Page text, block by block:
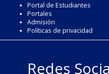
Portal de Estudiantes
Portales
Admisión
Políticas de privacidad
Redes